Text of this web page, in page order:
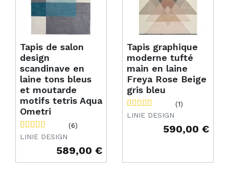
Tapis de salon
design
scandinave en
laine tons bleus
et moutarde
motifs tetris Aqua
Ometri
(6)
LINIE DESIGN
589,00 €
Tapis graphique
moderne tufté
main en laine
Freya Rose Beige
gris bleu
(1)
LINIE DESIGN
590,00 €